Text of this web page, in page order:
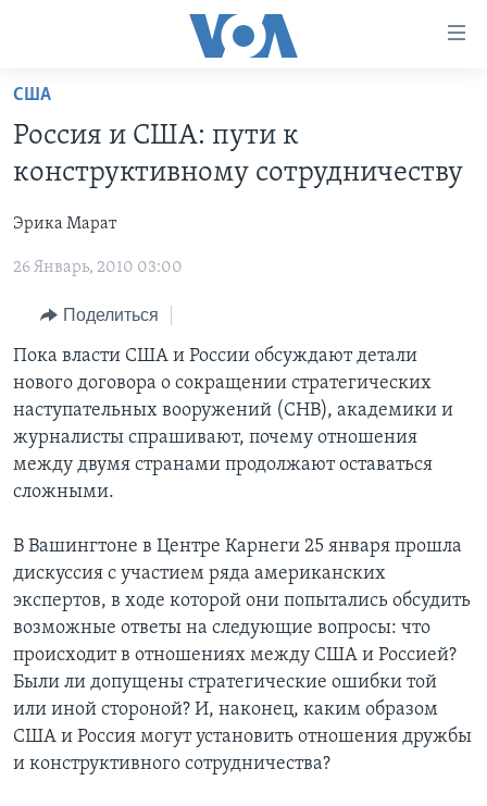
Перейти
основной
контент
навигации
Перейти
поиск
НОВОСТИ ЗА МИНУТУ
ИТОГИ
ПОЧЕМУ ЭТО ВАЖНО?
ДИСКУССИЯ VOA
ДЕТАЛИ
НЬЮ-ЙОРК NEW YORK
АМЕРИКА. БОЛЬШОЕ ПУТЕШЕСТВИЕ
ПРОЕКТЫ
УЧИМ АНГЛИЙСКИЙ
НАША АМЕРИКАНСКАЯ ИСТОРИЯ
А КАК В АМЕРИКЕ?
АРТЕФАКТЫ
АМЕРИКАНСКИЕ ГОРОДКИ
ТЕСТЫ
ЭКСПЕРТИЗА
ИНТЕРВЬЮ
ФАКТЫ ПРОТИВ ФЕЙКОВ
ЗА СВОБОДУ ПРЕССЫ
УЧИМ АНГЛИЙСКИЙ
ВИДЕО
ПОДПИСКА НА НОВОСТИ
СОЦИАЛЬНЫЕ СЕТИ
Языки
США
Россия и США: пути к
конструктивному сотрудничеству
Эрика Марат
26 Январь, 2010 03:00
Поделиться
Пока власти США и России обсуждают детали
нового договора о сокращении стратегических
наступательных вооружений (СНВ), академики и
журналисты спрашивают, почему отношения
между двумя странами продолжают оставаться
сложными.
В Вашингтоне в Центре Карнеги 25 января прошла
дискуссия с участием ряда американских
экспертов, в ходе которой они попытались обсудить
возможные ответы на следующие вопросы: что
происходит в отношениях между США и Россией?
Были ли допущены стратегические ошибки той
или иной стороной? И, наконец, каким образом
США и Россия могут установить отношения дружбы
и конструктивного сотрудничества?